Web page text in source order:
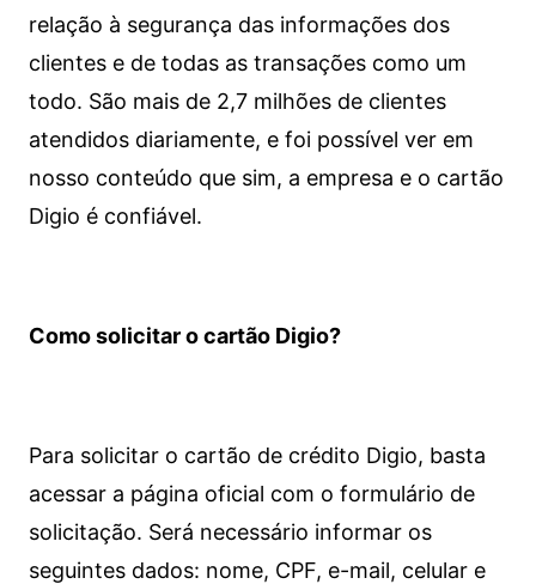
relação à segurança das informações dos
clientes e de todas as transações como um
todo. São mais de 2,7 milhões de clientes
atendidos diariamente, e foi possível ver em
nosso conteúdo que sim, a empresa e o cartão
Digio é confiável.
Como solicitar o cartão Digio?
Para solicitar o cartão de crédito Digio, basta
acessar a página oficial com o formulário de
solicitação. Será necessário informar os
seguintes dados: nome, CPF, e-mail, celular e